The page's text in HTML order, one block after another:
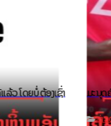
ວ ໂດຍບໍ່ຕ້ອງເຊົ່າ
ມະນຸດ
ຂ່າວ